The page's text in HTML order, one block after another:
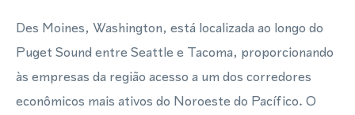
Des Moines, Washington, está localizada ao longo do
Puget Sound entre Seattle e Tacoma, proporcionando
às empresas da região acesso a um dos corredores
econômicos mais ativos do Noroeste do Pacífico. O